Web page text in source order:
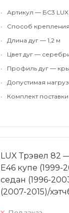
•
Артикул — БС3
•
Способ
•
Длина дуг — 1,2 м
•
Цвет дуг —
•
Профиль дуг —
•
Допустимая
•
Комплект
LUX Трэвел 82
Е46 купе (1999-
седан (1996-
(2007-2015)/